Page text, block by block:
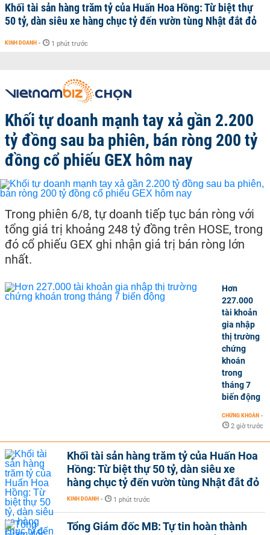
Khối tài sản hàng trăm tỷ của Huấn Hoa Hồng: Từ biệt thự
50 tỷ, dàn siêu xe hàng chục tỷ đến vườn tùng Nhật đắt đỏ
KINH DOANH - 1 phút trước
Khối tự doanh mạnh tay xả gần 2.200
tỷ đồng sau ba phiên, bán ròng 200 tỷ
đồng cổ phiếu GEX hôm nay
Trong phiên 6/8, tự doanh tiếp tục bán ròng với
tổng giá trị khoảng 248 tỷ đồng trên HOSE, trong
đó cổ phiếu GEX ghi nhận giá trị bán ròng lớn
nhất.
Hơn
227.000
tài khoản
gia nhập
thị trường
chứng
khoán
trong
tháng 7
biến động
CHỨNG KHOÁN -
2 giờ trước
Khối tài sản hàng trăm tỷ của Huấn Hoa
Hồng: Từ biệt thự 50 tỷ, dàn siêu xe
hàng chục tỷ đến vườn tùng Nhật đắt đỏ
KINH DOANH - 1 phút trước
Tổng Giám đốc MB: Tự tin hoàn thành